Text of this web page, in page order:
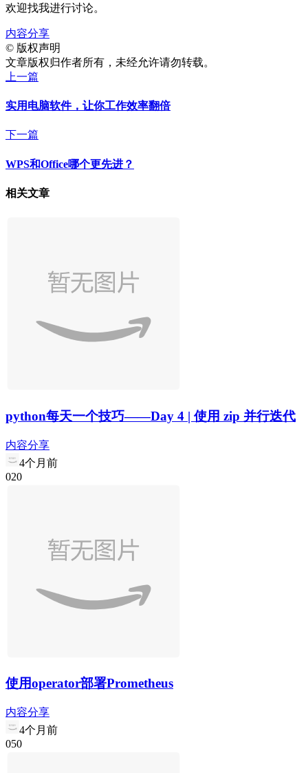
欢迎找我进行讨论。
内容分享
© 版权声明
文章版权归作者所有，未经允许请勿转载。
上一篇
实用电脑软件，让你工作效率翻倍
下一篇
WPS和Office哪个更先进？
相关文章
python每天一个技巧——Day 4 | 使用 zip 并行迭代
内容分享
4个月前
020
使用operator部署Prometheus
内容分享
4个月前
050